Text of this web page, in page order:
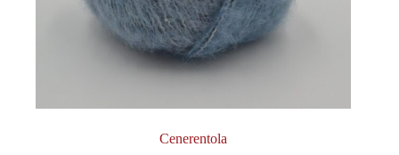
Cenerentola